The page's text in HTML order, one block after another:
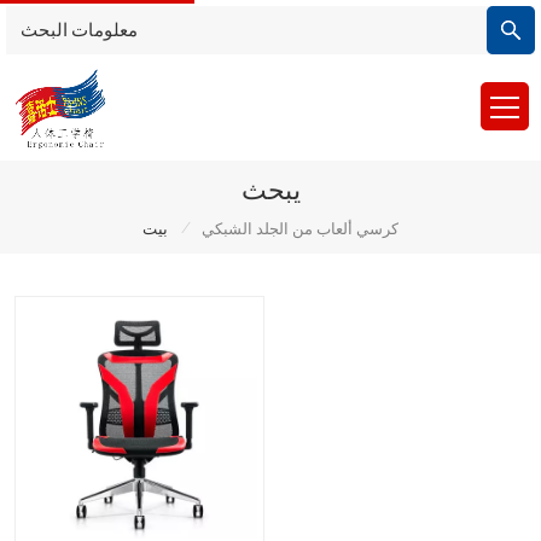
يبحث
بيت / كرسي ألعاب من الجلد الشبكي